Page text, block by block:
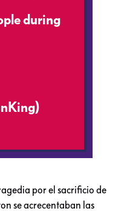
during
por el sacrificio de
se acrecentaban las